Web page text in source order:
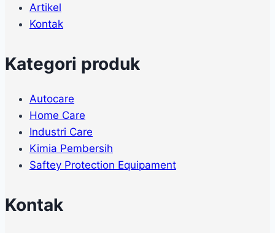
Artikel
Kontak
Kategori produk
Autocare
Home Care
Industri Care
Kimia Pembersih
Saftey Protection Equipament
Kontak